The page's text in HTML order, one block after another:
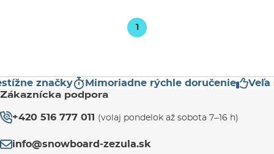
1
značky Mimoriadne rýchle doručenie Veľa
Zákaznícka podpora
+420 516 777 011 (volaj pondelok až sobota 7–16 h)
info@snowboard-zezula.sk